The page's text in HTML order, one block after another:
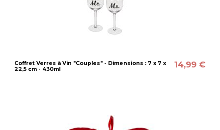
Coffret Verres à Vin "Couples" - Dimensions : 7 x 7 x
22,5 cm - 430ml
14,99 €